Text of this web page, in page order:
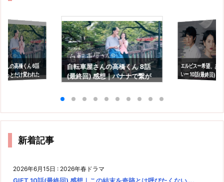
んの高橋くん 6話
っとだけ変われた
れる
自転車屋さんの高橋くん 8話
(最終回) 感想｜バナナで繋が
エルピスー希望、あ
いー 10話(最終回) 感
の光を信じるという
新着記事
2026年6月15日 : 2026年春ドラマ
GIFT 10話(最終回) 感想｜この結末を奇跡とは呼びたくない…。